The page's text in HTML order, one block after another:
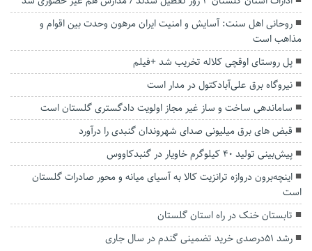
روحانی اهل سنت: آسایش و امنیت ایران مرهون وحدت بین اقوام و
مذاهب است
پل روستای اوقچی کلاله تخریب شد +فیلم
نیروگاه برق علی‌آبادکتول در مدار است
ساماندهی ساخت و ساز غیر مجاز اولویت دادگستری گلستان است
قبض های برق میلیونی صدای شهروندان گنبدی را درآورد
پیش‌بینی تولید ۴۰ کیلوگرم خاویار در گنبدکاووس
اینچه‌برون دروازه ترانزیت کالا به آسیای میانه و محور صادرات گلستان
است
تابستان خنک در راه استان گلستان
رشد ۵۱‌درصدی خرید تضمینی گندم در سال جاری